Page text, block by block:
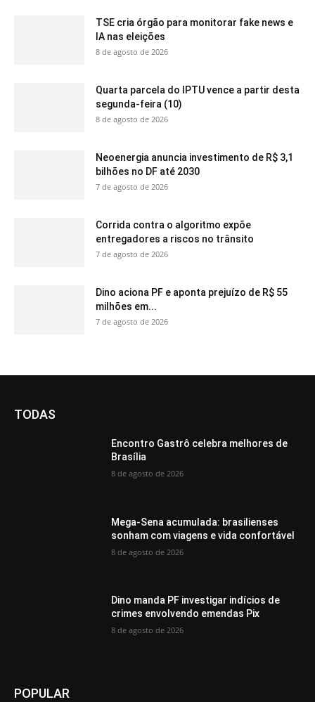
TSE cria órgão para monitorar fake news e
IA nas eleições
8 de agosto de 2026
Quarta parcela do IPTU vence a partir desta
segunda-feira (10)
8 de agosto de 2026
Neoenergia anuncia investimento de R$ 3,1
bilhões no DF até 2030
7 de agosto de 2026
Corrida contra o algoritmo expõe
entregadores a riscos no trânsito
7 de agosto de 2026
Dino aciona PF e aponta prejuízo de R$ 55
milhões em...
7 de agosto de 2026
TODAS
Encontro Gastrô celebra melhores de
Brasília
8 de agosto de 2026
Mega-Sena acumulada: brasilienses
sonham com viagens e vida confortável
8 de agosto de 2026
Dino manda PF investigar indícios de
crimes envolvendo emendas Pix
8 de agosto de 2026
POPULAR